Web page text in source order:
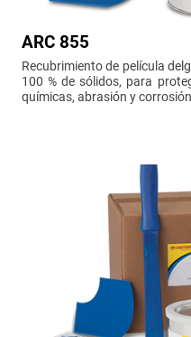
ARC 855
Recubrimiento de película
100 % de sólidos, para
químicas, abrasión y